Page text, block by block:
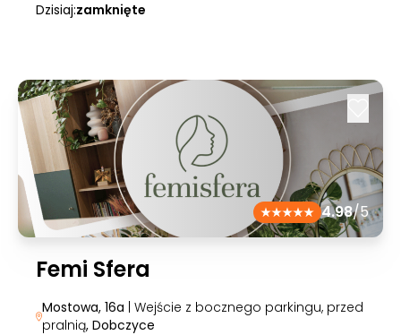
Dzisiaj:zamknięte
4.98/5
Femi Sfera
Mostowa, 16a | Wejście z bocznego parkingu, przed
pralnią, Dobczyce